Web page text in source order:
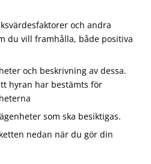
och andra
du vill framhålla, både positiva
och beskrivning av dessa.
hyran har bestämts för
som ska besiktigas.
nedan när du gör din